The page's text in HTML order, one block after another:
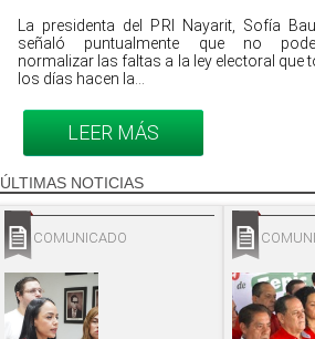
La presidenta del PRI Nayarit, Sofía
señaló puntualmente que no
normalizar las faltas a la ley electoral que
los días hacen la...
LEER MÁS
ÚLTIMAS NOTICIAS
COMUNICADO